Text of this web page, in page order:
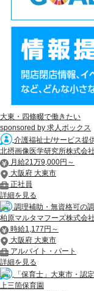
大東・四條畷で働きたい
sponsored by 求人ボックス
介護福祉士/サービス提
北摂画像医学研究所株式会
月給21万9,000円～
大阪府 大東市
正社員
詳細を見る
調理補助・無資格可の
柏原マルタマフーズ株式会
時給1,177円～
大阪府 大東市
アルバイト・パート
詳細を見る
「保育士」大東市・認
上三箇保育園